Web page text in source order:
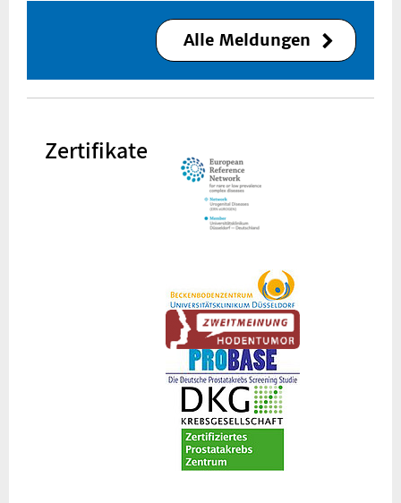
Alle Meldungen
Zertifikate